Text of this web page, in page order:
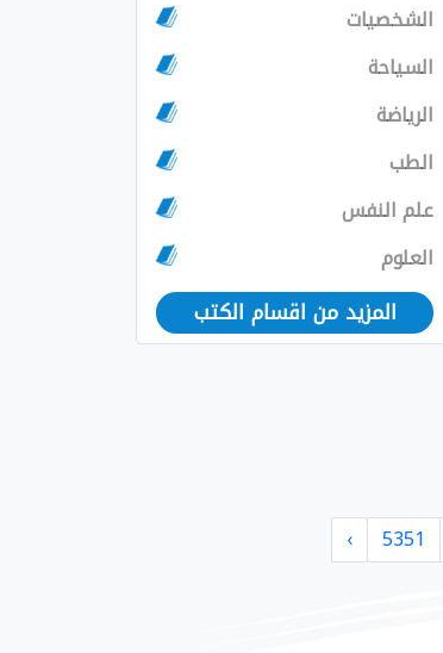
الشخصيات
السياحة
الرياضة
الطب
علم النفس
العلوم
المزيد من اقسام الكتب
5351
›